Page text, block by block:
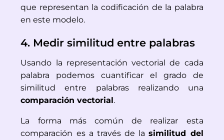
que representan la codificación de la palabra
en este modelo.
4. Medir similitud entre palabras
Usando la representación vectorial de cada
palabra podemos cuantificar el grado de
comparación vectorial.
La forma más común de realizar esta
comparación es a través de la similitud del